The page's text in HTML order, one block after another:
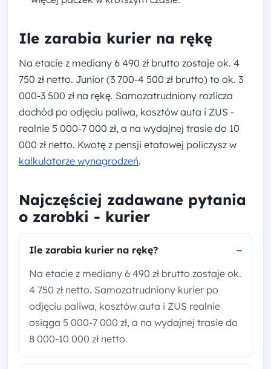
Ile zarabia kurier na rękę
Na etacie z mediany 6 490 zł brutto zostaje ok. 4
750 zł netto. Junior (3 700-4 500 zł brutto) to ok. 3
000-3 500 zł na rękę. Samozatrudniony rozlicza
dochód po odjęciu paliwa, kosztów auta i ZUS -
realnie 5 000-7 000 zł, a na wydajnej trasie do 10
000 zł netto. Kwotę z pensji etatowej policzysz w
kalkulatorze wynagrodzeń.
Najczęściej zadawane pytania
o zarobki - kurier
Ile zarabia kurier na rękę?
Na etacie z mediany 6 490 zł brutto zostaje ok.
4 750 zł netto. Samozatrudniony kurier po
odjęciu paliwa, kosztów auta i ZUS realnie
osiąga 5 000-7 000 zł, a na wydajnej trasie do
8 000-10 000 zł netto.